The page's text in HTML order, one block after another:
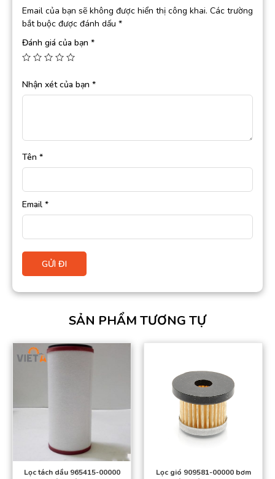
Email của bạn sẽ không được hiển thị công khai. Các trường
bắt buộc được đánh dấu *
Đánh giá của bạn *
Nhận xét của bạn *
Tên *
Email *
SẢN PHẨM TƯƠNG TỰ
Lọc tách dầu 965415-00000
Lọc gió 909581-00000 bơm